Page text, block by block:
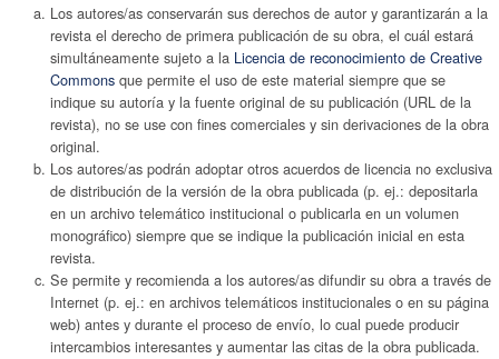
Los autores/as conservarán sus derechos de autor y garantizarán a la
revista el derecho de primera publicación de su obra, el cuál estará
simultáneamente sujeto a la Licencia de reconocimiento de Creative
Commonsque permite el uso de este material siempre que se
indique su autoría y la fuente original de su publicación (URL de la
revista), no se use con fines comerciales y sin derivaciones de la obra
original.
Los autores/as podrán adoptar otros acuerdos de licencia no exclusiva
de distribución de la versión de la obra publicada (p. ej.: depositarla
en un archivo telemático institucional o publicarla en un volumen
monográfico) siempre que se indique la publicación inicial en esta
revista.
Se permite y recomienda a los autores/as difundir su obra a través de
Internet (p. ej.: en archivos telemáticos institucionales o en su página
web) antes y durante el proceso de envío, lo cual puede producir
intercambios interesantes y aumentar las citas de la obra publicada.